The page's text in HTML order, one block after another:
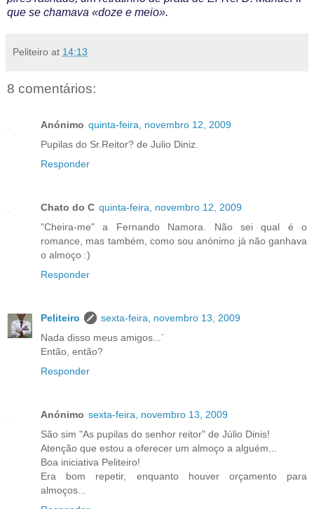
que se chamava «doze e meio».
Peliteiro at 14:13
8 comentários:
Anónimo quinta-feira, novembro 12, 2009
Pupilas do Sr.Reitor? de Julio Diniz.
Responder
Chato do C quinta-feira, novembro 12, 2009
"Cheira-me" a Fernando Namora. Não sei qual é o
romance, mas também, como sou anónimo já não ganhava
o almoço :)
Responder
Peliteiro
sexta-feira, novembro 13, 2009
Nada disso meus amigos...´
Então, então?
Responder
Anónimo sexta-feira, novembro 13, 2009
São sim "As pupilas do senhor reitor" de Júlio Dinis!
Atenção que estou a oferecer um almoço a alguém...
Boa iniciativa Peliteiro!
Era bom repetir, enquanto houver orçamento para
almoços...